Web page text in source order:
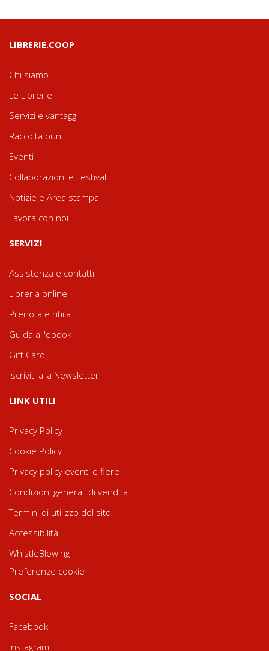
LIBRERIE.COOP
Chi siamo
Le Librerie
Servizi e vantaggi
Raccolta punti
Eventi
Collaborazioni e Festival
Notizie e Area stampa
Lavora con noi
SERVIZI
Assistenza e contatti
Libreria online
Prenota e ritira
Guida all'ebook
Gift Card
Iscriviti alla Newsletter
LINK UTILI
Privacy Policy
Cookie Policy
Privacy policy eventi e fiere
Condizioni generali di vendita
Termini di utilizzo del sito
Accessibilità
WhistleBlowing
Preferenze cookie
SOCIAL
Facebook
Instagram